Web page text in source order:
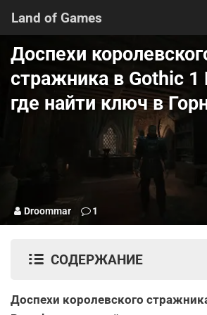
Land of Games
Доспехи
стражника в Gothic 1
где найти ключ в
Droommar 1
СОДЕРЖАНИЕ
Доспехи королевского